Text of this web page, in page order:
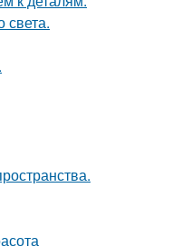
света.